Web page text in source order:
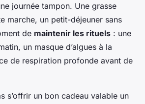
journée tampon. Une grasse
marche, un petit-déjeuner sans
de maintenir les rituels : une
un masque d’algues à la
de respiration profonde avant de
s’offrir un bon cadeau valable un